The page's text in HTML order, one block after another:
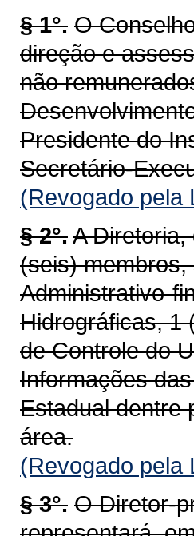
§ 1°. O
direção e
não
Presidente do
Secretário-
(Revogado pela
§ 2°.A
(seis)
Administrativo-
Hidrográficas, 1
de Controle do
Informações
Estadual dentre
área.
(Revogado pela
§ 3°. O Diretor-